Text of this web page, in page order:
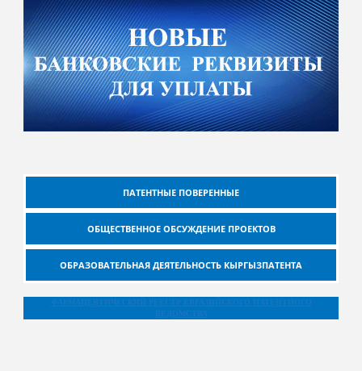
ПАТЕНТНЫЕ ПОВЕРЕННЫЕ
ОБЩЕСТВЕННОЕ ОБСУЖДЕНИЕ ПРОЕКТОВ
ОБРАЗОВАТЕЛЬНАЯ ДЕЯТЕЛЬНОСТЬ КЫРГЫЗПАТЕНТА
ФАРМАЦЕВТИЧЕСКИЙ РЕЕСТР ЕВРАЗИЙСКОГО ПАТЕНТНОГО
ВЕДОМСТВА